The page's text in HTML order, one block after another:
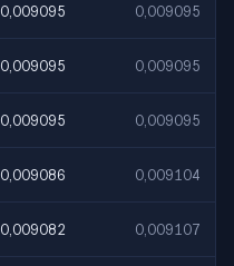
0,009095 0,009095
0,009095 0,009095
0,009095 0,009095
0,009086 0,009104
0,009082 0,009107